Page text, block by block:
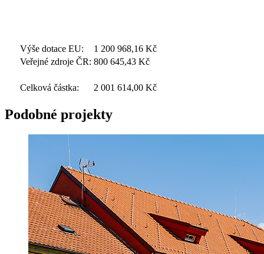
Výše dotace EU: 1 200 968,16 Kč
Veřejné zdroje ČR: 800 645,43 Kč
Celková částka: 2 001 614,00 Kč
Podobné projekty